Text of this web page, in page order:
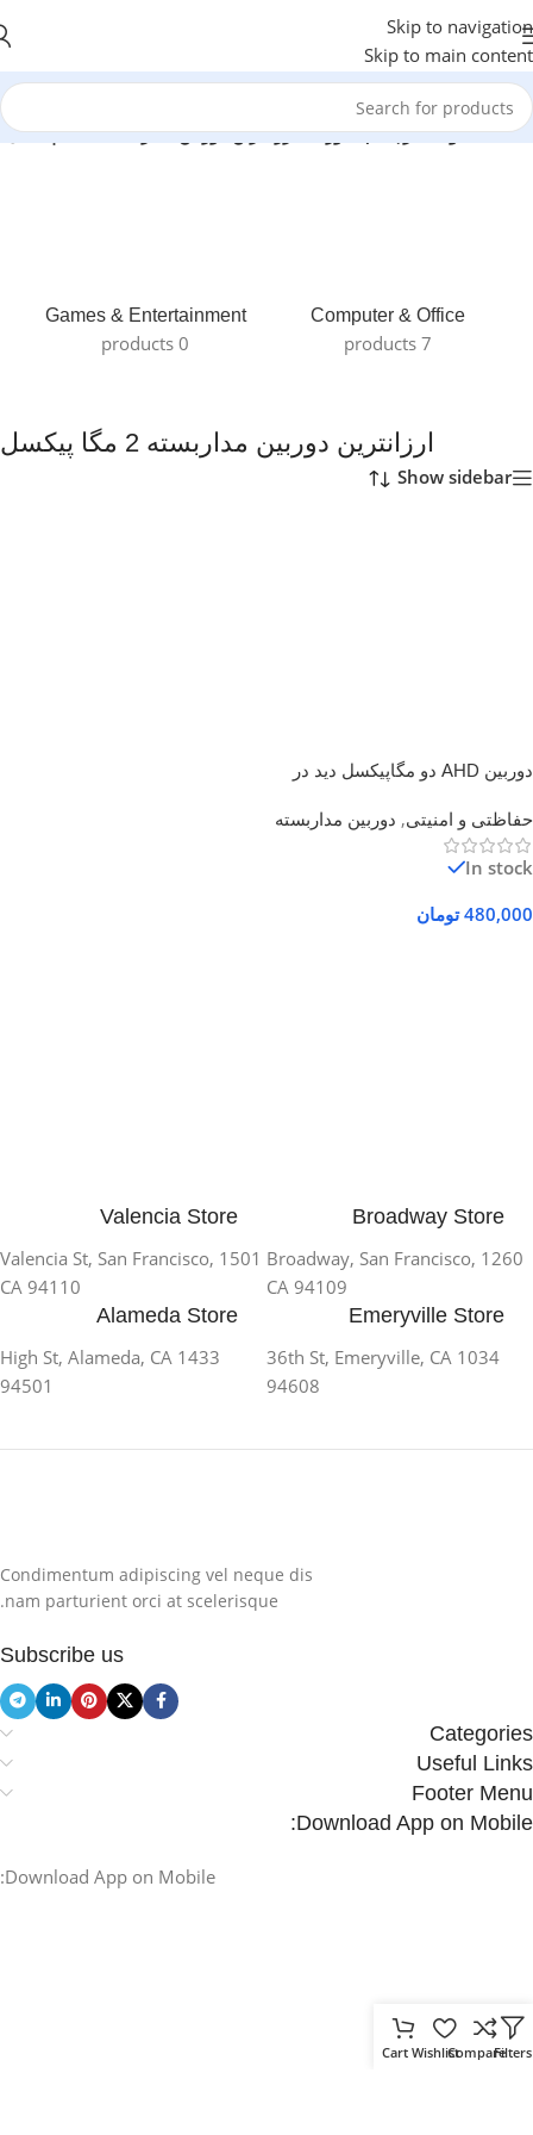
Skip to navigation
Skip to main content
خانه/محصولات برچسب خورده “ارزانترین دوربین مداربسته 2 مگا پیکسل”
Computer & Office
7 products
Games & Entertainment
0 products
ارزانترین دوربین مداربسته 2 مگا پیکسل
Show sidebar
دوربین AHD دو مگاپیکسل دید در
حفاظتی و امنیتی, دوربین مداربسته
In stock
480,000 تومان
Broadway Store
1260 Broadway, San Francisco,
CA 94109
Valencia Store
1501 Valencia St, San Francisco,
CA 94110
Emeryville Store
1034 36th St, Emeryville, CA
94608
Alameda Store
1433 High St, Alameda, CA
94501
Condimentum adipiscing vel neque dis
nam parturient orci at scelerisque.
Subscribe us
Categories
Useful Links
Footer Menu
Download App on Mobile:
Download App on Mobile:
Filters
Compare
Wishlist
Cart